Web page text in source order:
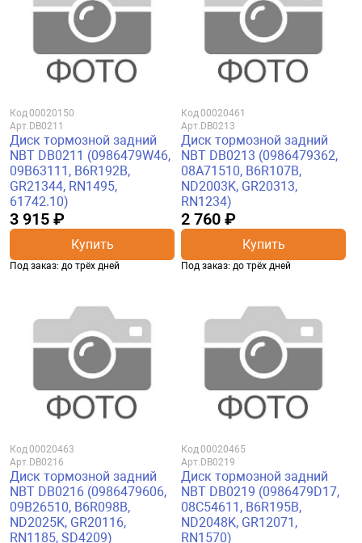
Код00020150
Арт. DB0211
Диск тормозной задний
NBT DB0211 (0986479W46,
09B63111, B6R192B,
GR21344, RN1495,
61742.10)
3 915 ₽
Купить
Под заказ: до трёх дней
Код00020461
Арт. DB0213
Диск тормозной задний
NBT DB0213 (0986479362,
08A71510, B6R107B,
ND2003K, GR20313,
RN1234)
2 760 ₽
Купить
Под заказ: до трёх дней
Код00020463
Арт. DB0216
Диск тормозной задний
NBT DB0216 (0986479606,
09B26510, B6R098B,
ND2025K, GR20116,
RN1185, SD4209)
Код00020465
Арт. DB0219
Диск тормозной задний
NBT DB0219 (0986479D17,
08C54611, B6R195B,
ND2048K, GR12071,
RN1570)